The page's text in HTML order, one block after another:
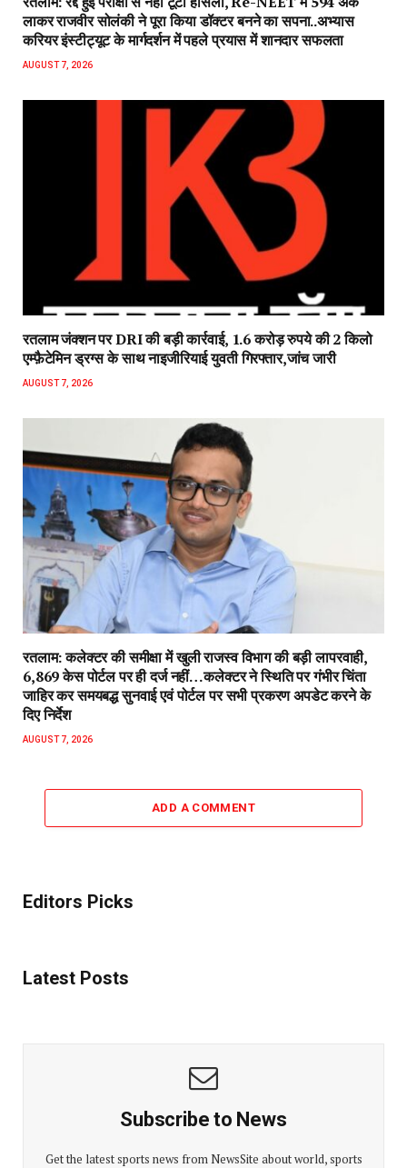
लाकर राजवीर सोलंकी ने पूरा किया डॉक्टर बनने का सपना..अभ्यास
करियर इंस्टीट्यूट के मार्गदर्शन में पहले प्रयास में शानदार सफलता
AUGUST 7, 2026
रतलाम जंक्शन पर DRI की बड़ी कार्रवाई, 1.6 करोड़ रुपये की 2 किलो
एम्फ़ैटेमिन ड्रग्स के साथ नाइजीरियाई युवती गिरफ्तार,जांच जारी
AUGUST 7, 2026
रतलाम: कलेक्टर की समीक्षा में खुली राजस्व विभाग की बड़ी लापरवाही,
6,869 केस पोर्टल पर ही दर्ज नहीं…कलेक्टर ने स्थिति पर गंभीर चिंता
जाहिर कर समयबद्ध सुनवाई एवं पोर्टल पर सभी प्रकरण अपडेट करने के
दिए निर्देश
AUGUST 7, 2026
ADD A COMMENT
Editors Picks
Latest Posts
Subscribe to News
Get the latest sports news from NewsSite about world, sports